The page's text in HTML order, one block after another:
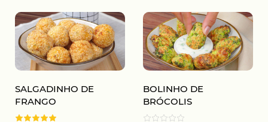
SALGADINHO DE
FRANGO
BOLINHO DE
BRÓCOLIS